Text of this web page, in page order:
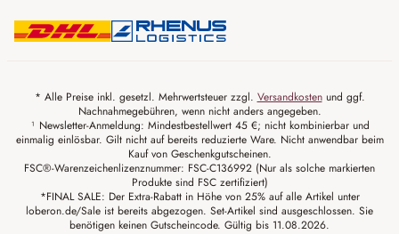
* Alle Preise inkl. gesetzl. Mehrwertsteuer zzgl. Versandkostenund ggf.
Nachnahmegebühren, wenn nicht anders angegeben.
¹ Newsletter-Anmeldung: Mindestbestellwert 45 €; nicht kombinierbar und
einmalig einlösbar. Gilt nicht auf bereits reduzierte Ware. Nicht anwendbar beim
Kauf von Geschenkgutscheinen.
FSC®-Warenzeichenlizenznummer: FSC-C136992 (Nur als solche markierten
Produkte sind FSC zertifiziert)
*FINAL SALE: Der Extra-Rabatt in Höhe von 25% auf alle Artikel unter
loberon.de/Sale ist bereits abgezogen. Set-Artikel sind ausgeschlossen. Sie
benötigen keinen Gutscheincode. Gültig bis 11.08.2026.